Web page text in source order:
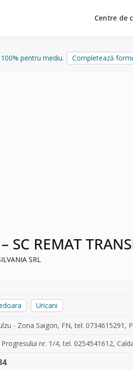
Centre de
pentru mediu. Completează
REMAT
SRL
Uricani
- Zona Saigon, FN, tel: 0734615291,
nr. 1/4, tel. 0254541612,